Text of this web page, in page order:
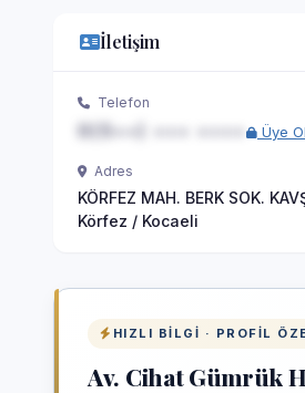
İletişim
Telefon
Üye
Adres
KÖRFEZ MAH. BERK SOK.
Körfez / Kocaeli
HIZLI BILGI · PROFIL
Av. Cihat Gümrük